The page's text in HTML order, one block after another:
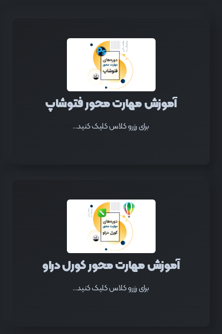
آموزش مهارت محور فتوشاپ
برای رزرو کلاس کلیک کنید...
آموزش مهارت محور کورل دراو
برای رزرو کلاس کلیک کنید...